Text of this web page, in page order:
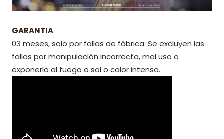
GARANTIA
03 meses, solo por fallas de fábrica. Se excluyen las
fallas por manipulación incorrecta, mal uso o
exponerlo al fuego o sol o calor intenso.